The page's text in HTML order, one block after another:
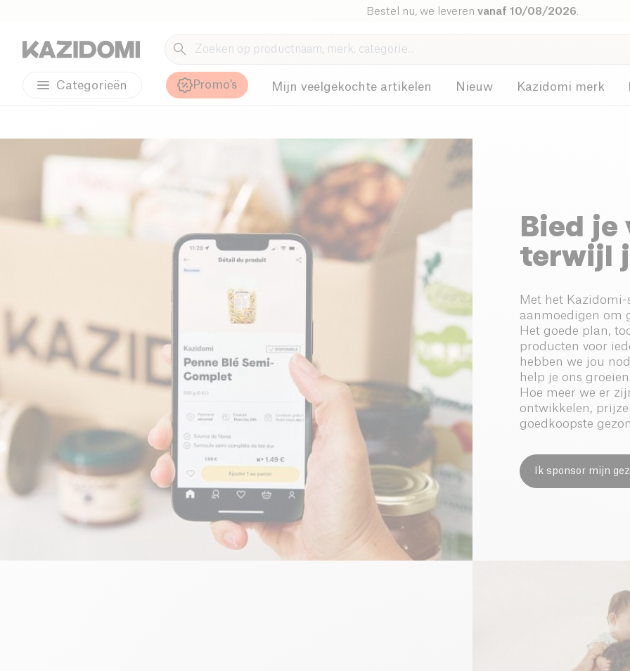
Bestel nu, we leveren vanaf 10/08/2026
Categorieën Promo's Mijn veelgekochte artikelen Nieuw Kazidomi merk
Bied
terwijl
Met het
aanmoedigen om
Het goede plan,
producten voor
hebben we jou
help je ons groeien.
Hoe meer we er
ontwikkelen,
goedkoopste
Ik sponsor mijn